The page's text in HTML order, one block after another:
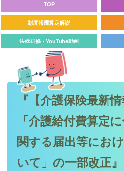
TOP
制度報酬算定解説
法廷研修・YouTube動画
『【介護保険最新
「介護給付費算定
関する届出等にお
いて」の一部改正